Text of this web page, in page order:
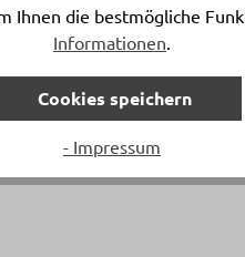
Ihnen die bestmögliche
Informationen
Cookies speichern
- Impressum